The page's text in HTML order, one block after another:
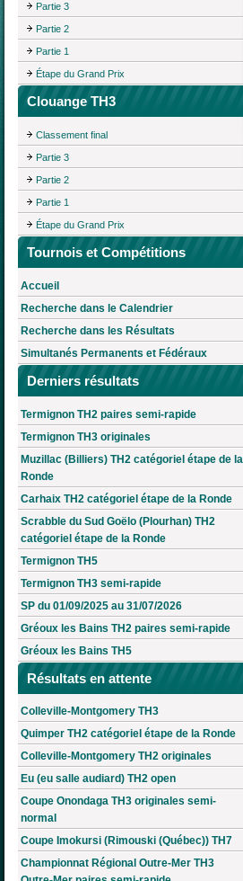
Partie 3
Partie 2
Partie 1
Étape du Grand Prix
Clouange TH3
Classement final
Partie 3
Partie 2
Partie 1
Étape du Grand Prix
Tournois et Compétitions
Accueil
Recherche dans le Calendrier
Recherche dans les Résultats
Simultanés Permanents et Fédéraux
Derniers résultats
Termignon TH2 paires semi-rapide
Termignon TH3 originales
Muzillac (Billiers) TH2 catégoriel étape de la
Ronde
Carhaix TH2 catégoriel étape de la Ronde
Scrabble du Sud Goëlo (Plourhan) TH2
catégoriel étape de la Ronde
Termignon TH5
Termignon TH3 semi-rapide
SP du 01/09/2025 au 31/07/2026
Gréoux les Bains TH2 paires semi-rapide
Gréoux les Bains TH5
Résultats en attente
Colleville-Montgomery TH3
Quimper TH2 catégoriel étape de la Ronde
Colleville-Montgomery TH2 originales
Eu (eu salle audiard) TH2 open
Coupe Onondaga TH3 originales semi-
normal
Coupe Imokursi (Rimouski (Québec)) TH7
Championnat Régional Outre-Mer TH3